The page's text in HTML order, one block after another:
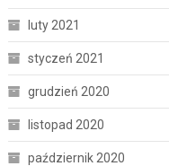
luty 2021
styczeń 2021
grudzień 2020
listopad 2020
październik 2020